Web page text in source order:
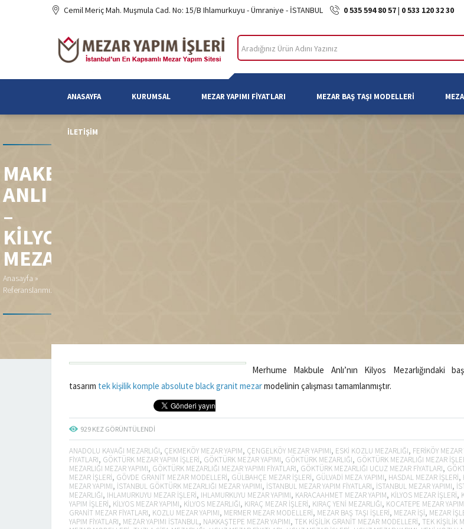
Cemil Meriç Mah. Muşmula Cad. No: 15/B Ihlamurkuyu - Ümraniye - İSTANBUL 0 535 594 80 57| 0 533 120 32 30
ANASAYFA KURUMSAL MEZAR YAPIMI FIYATLARI MEZAR BAŞ TAŞI MODELLERI
İLETIŞIM
MAKBULE
ANLI
–
KILYOS
MEZARLIĞI
Anasayfa »
Referanslarımız
Merhume Makbule Anlı’nın Kilyos Mezarlığındaki
tasarım tek kişilik komple absolute black granit mezarmodelinin çalışması tamamlanmıştır.
929 KEZ GÖRÜNTÜLENDI
ANADOLU KAVAĞI MEZARLIĞI, ÇEKMEKÖY MEZAR YAPIM, ÇENGELKÖY MEZAR YAPIMI, ESKI KOZLU MEZARLIĞI, FERIKÖY MEZAR
FIYATLARI, GÖKTÜRK MEZAR YAPIM IŞLERI, GÖKTÜRK MEZAR YAPIMI, GÖKTÜRK MEZARLIĞI, GÖKTÜRK MEZARLIĞI MEZAR
MEZARLIĞI MEZAR YAPIMI, GÖKTÜRK MEZARLIĞI MEZAR YAPIMI FIYATLARI, GÖKTÜRK MEZARLIĞI UCUZ MEZAR FIYATLARI,
MEZAR IŞLERI, GÖVDE GRANIT MEZAR MODELLERI, GÜLBAHÇE MEZAR IŞLERI, GÜLVADI MEZA YAPIMI, HASDAL MEZAR IŞLERI,
MEZAR YAPIMI, ISTANBUL GÖKTÜRK MEZARLIĞI MEZAR YAPIMI, ISTANBUL MEZAR YAPIM FIYATLARI, ISTANBUL MEZAR YAPIMI,
MEZARLIĞI, IHLAMURKUYU MEZAR IŞLERI, IHLAMURKUYU MEZAR YAPIMI, KARACAAHMET MEZAR YAPIM, KILYOS MEZAR IŞLERI,
YAPIM IŞLERI, KILYOS MEZAR YAPIMI, KILYOS MEZARLIĞI, KIRAÇ MEZAR IŞLERI, KIRAÇ YENI MEZARLIĞI, KOCATEPE MEZAR YAPIM
GRANIT MEZAR FIYATLARI, KOZLU MEZAR YAPIMI, MERMER MEZAR MODELLERI, MEZAR BAŞ TAŞI IŞLERI, MEZAR IŞI, MEZAR
YAPIM FIYATLARI, MEZAR YAPIMI ISTANBUL, NAKKAŞTEPE MEZAR YAPIMI, TEK KIŞILIK GRANIT MEZAR MODELLERI, TEK KIŞILIK